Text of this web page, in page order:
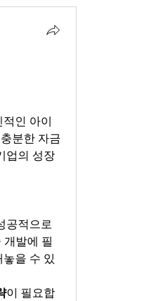
인 아이
분한 자금
업의 성장
공적으로
개발에 필
을 수 있
이 필요합